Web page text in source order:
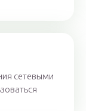
сетевыми